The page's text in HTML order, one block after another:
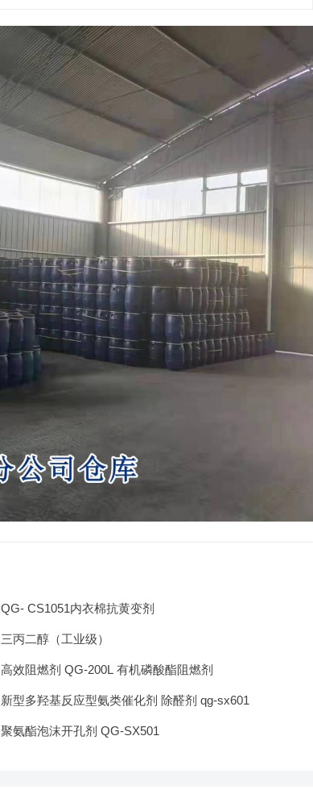
QG- CS1051内衣棉抗黄变剂
三丙二醇（工业级）
高效阻燃剂 QG-200L 有机磷酸酯阻燃剂
新型多羟基反应型氨类催化剂 除醛剂 qg-sx601
聚氨酯泡沫开孔剂 QG-SX501